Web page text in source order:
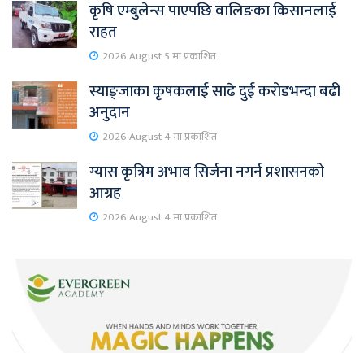
कृषि एम्बुलेन्स पाएपछि वालिङका किसानलाई
राहत
2026 August 5 मा प्रकाशित
स्याङ्जाका कृषकलाई साढे दुई करोडभन्दा बढी
अनुदान
2026 August 4 मा प्रकाशित
ग्यास कृत्रिम अभाव सिर्जना नगर्न प्रशासनको
आग्रह
2026 August 4 मा प्रकाशित